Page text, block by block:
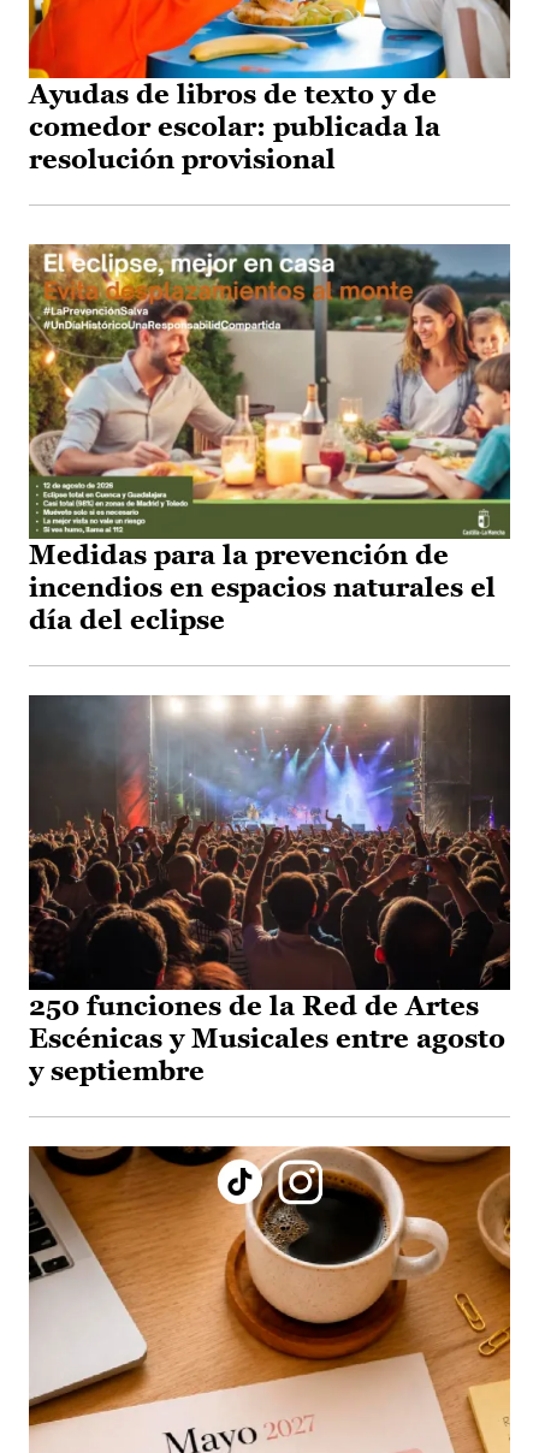
Ayudas de libros de texto y de
comedor escolar: publicada la
resolución provisional
Medidas para la prevención de
incendios en espacios naturales el
día del eclipse
250 funciones de la Red de Artes
Escénicas y Musicales entre agosto
y septiembre